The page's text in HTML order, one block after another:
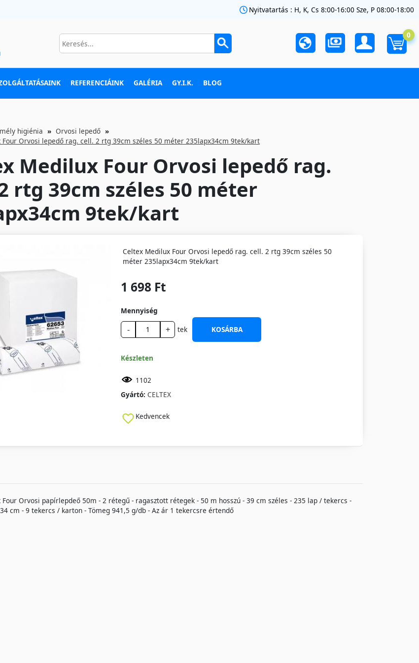
Nyitvatartás : H, K, Cs 8:00-16:00 Sze, P 08:00-18:00
0
REFERENCIÁINK GALÉRIA GY.I.K. BLOG
higiénia
Orvosi lepedő
Four Orvosi lepedő rag. cell. 2 rtg 39cm széles 50 méter 235lapx34cm 9tek/kart
Medilux Four Orvosi lepedő rag.
rtg 39cm széles 50 méter
9tek/kart
Celtex Medilux Four Orvosi lepedő rag. cell. 2 rtg 39cm széles 50
méter 235lapx34cm 9tek/kart
1 698 Ft
Mennyiség
- + tek KOSÁRBA
Készleten
1102
Gyártó: CELTEX
Kedvencek
Orvosi papírlepdeő 50m - 2 rétegű - ragasztott rétegek - 50 m hosszú - 39 cm széles - 235 lap / tekercs -
cm - 9 tekercs / karton - Tömeg 941,5 g/db - Az ár 1 tekercsre értendő